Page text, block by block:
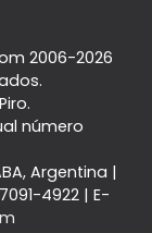
2006-2026
número
Argentina |
4922| E-